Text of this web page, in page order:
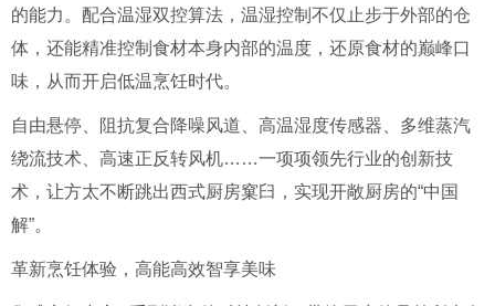
的能力。配合温湿双控算法，温湿控制不仅止步于外部的仓
体，还能精准控制食材本身内部的温度，还原食材的巅峰口
味，从而开启低温烹饪时代。
自由悬停、阻抗复合降噪风道、高温湿度传感器、多维蒸汽
绕流技术、高速正反转风机……一项项领先行业的创新技
术，让方太不断跳出西式厨房窠臼，实现开敞厨房的“中国
解”。
革新烹饪体验，高能高效智享美味